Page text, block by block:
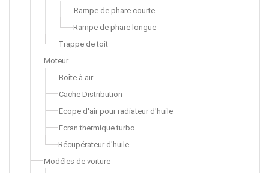
Rampe de phare courte
Rampe de phare longue
Trappe de toit
Moteur
Boîte à air
Cache Distribution
Ecope d'air pour radiateur d'huile
Ecran thermique turbo
Récupérateur d'huile
Modéles de voiture